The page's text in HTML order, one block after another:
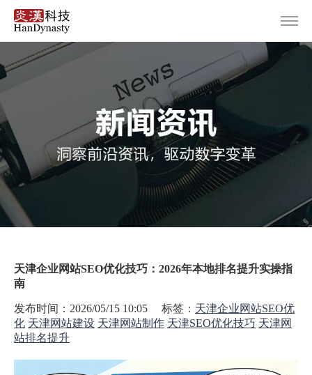
天津企业网站SEO优化技巧：2026年本地排名提升实操指
南
发布时间：2026/05/15 10:05 标签： 天津企业网站SEO优
化 天津网站建设 天津网站制作 天津SEO优化技巧 天津网
站排名提升
首页
服务范围
设计案例
关于炎汉
新闻资讯
联系我们